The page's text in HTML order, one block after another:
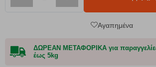
Αγαπημένα
ΔΩΡΕΑΝ ΜΕΤΑΦΟΡΙΚΑ για
έως 5kg